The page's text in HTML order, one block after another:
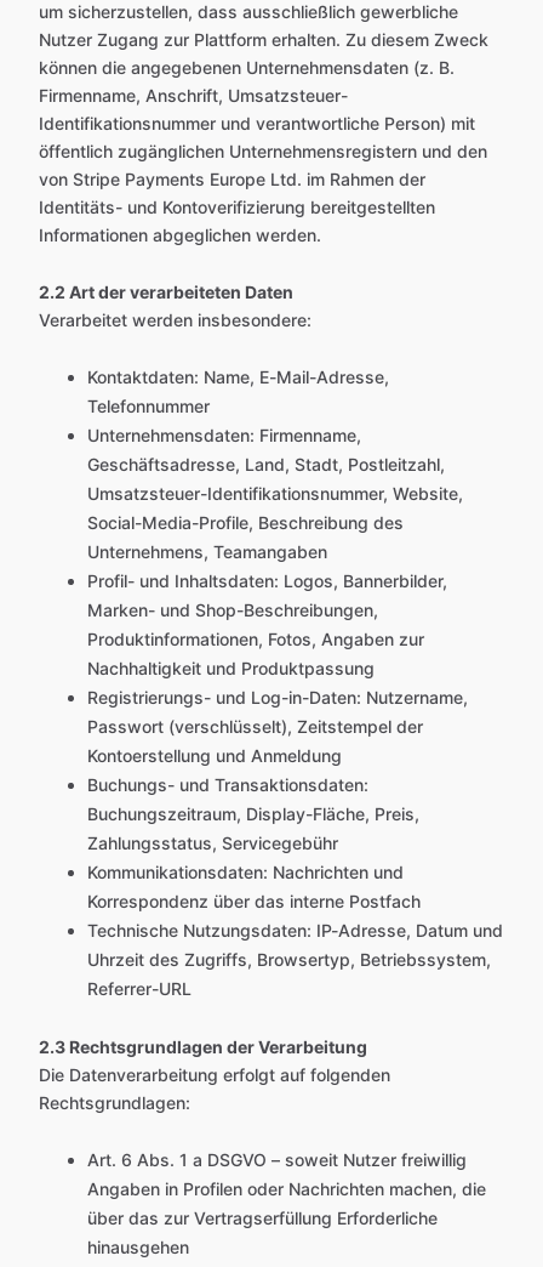
um sicherzustellen, dass ausschließlich gewerbliche
Nutzer Zugang zur Plattform erhalten. Zu diesem Zweck
können die angegebenen Unternehmensdaten (z. B.
Firmenname, Anschrift, Umsatzsteuer-
Identifikationsnummer und verantwortliche Person) mit
öffentlich zugänglichen Unternehmensregistern und den
von Stripe Payments Europe Ltd. im Rahmen der
Identitäts- und Kontoverifizierung bereitgestellten
Informationen abgeglichen werden.
2.2 Art der verarbeiteten Daten
Verarbeitet werden insbesondere:
Kontaktdaten: Name, E-Mail-Adresse,
Telefonnummer
Unternehmensdaten: Firmenname,
Geschäftsadresse, Land, Stadt, Postleitzahl,
Umsatzsteuer-Identifikationsnummer, Website,
Social-Media-Profile, Beschreibung des
Unternehmens, Teamangaben
Profil- und Inhaltsdaten: Logos, Bannerbilder,
Marken- und Shop-Beschreibungen,
Produktinformationen, Fotos, Angaben zur
Nachhaltigkeit und Produktpassung
Registrierungs- und Log-in-Daten: Nutzername,
Passwort (verschlüsselt), Zeitstempel der
Kontoerstellung und Anmeldung
Buchungs- und Transaktionsdaten:
Buchungszeitraum, Display-Fläche, Preis,
Zahlungsstatus, Servicegebühr
Kommunikationsdaten: Nachrichten und
Korrespondenz über das interne Postfach
Technische Nutzungsdaten: IP-Adresse, Datum und
Uhrzeit des Zugriffs, Browsertyp, Betriebssystem,
Referrer-URL
2.3 Rechtsgrundlagen der Verarbeitung
Die Datenverarbeitung erfolgt auf folgenden
Rechtsgrundlagen:
Art. 6 Abs. 1 a DSGVO – soweit Nutzer freiwillig
Angaben in Profilen oder Nachrichten machen, die
über das zur Vertragserfüllung Erforderliche
hinausgehen